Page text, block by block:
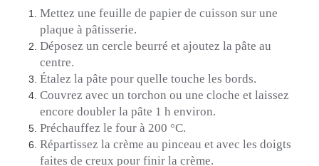
Mettez une feuille de papier de cuisson sur une
plaque à pâtisserie.
Déposez un cercle beurré et ajoutez la pâte au
centre.
Étalez la pâte pour quelle touche les bords.
Couvrez avec un torchon ou une cloche et laissez
encore doubler la pâte 1 h environ.
Préchauffez le four à 200 °C.
Répartissez la crème au pinceau et avec les doigts
faites de creux pour finir la crème.